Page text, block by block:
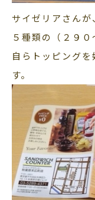
サイゼリアさんが
５種類の（２９０
自らトッピング
す。